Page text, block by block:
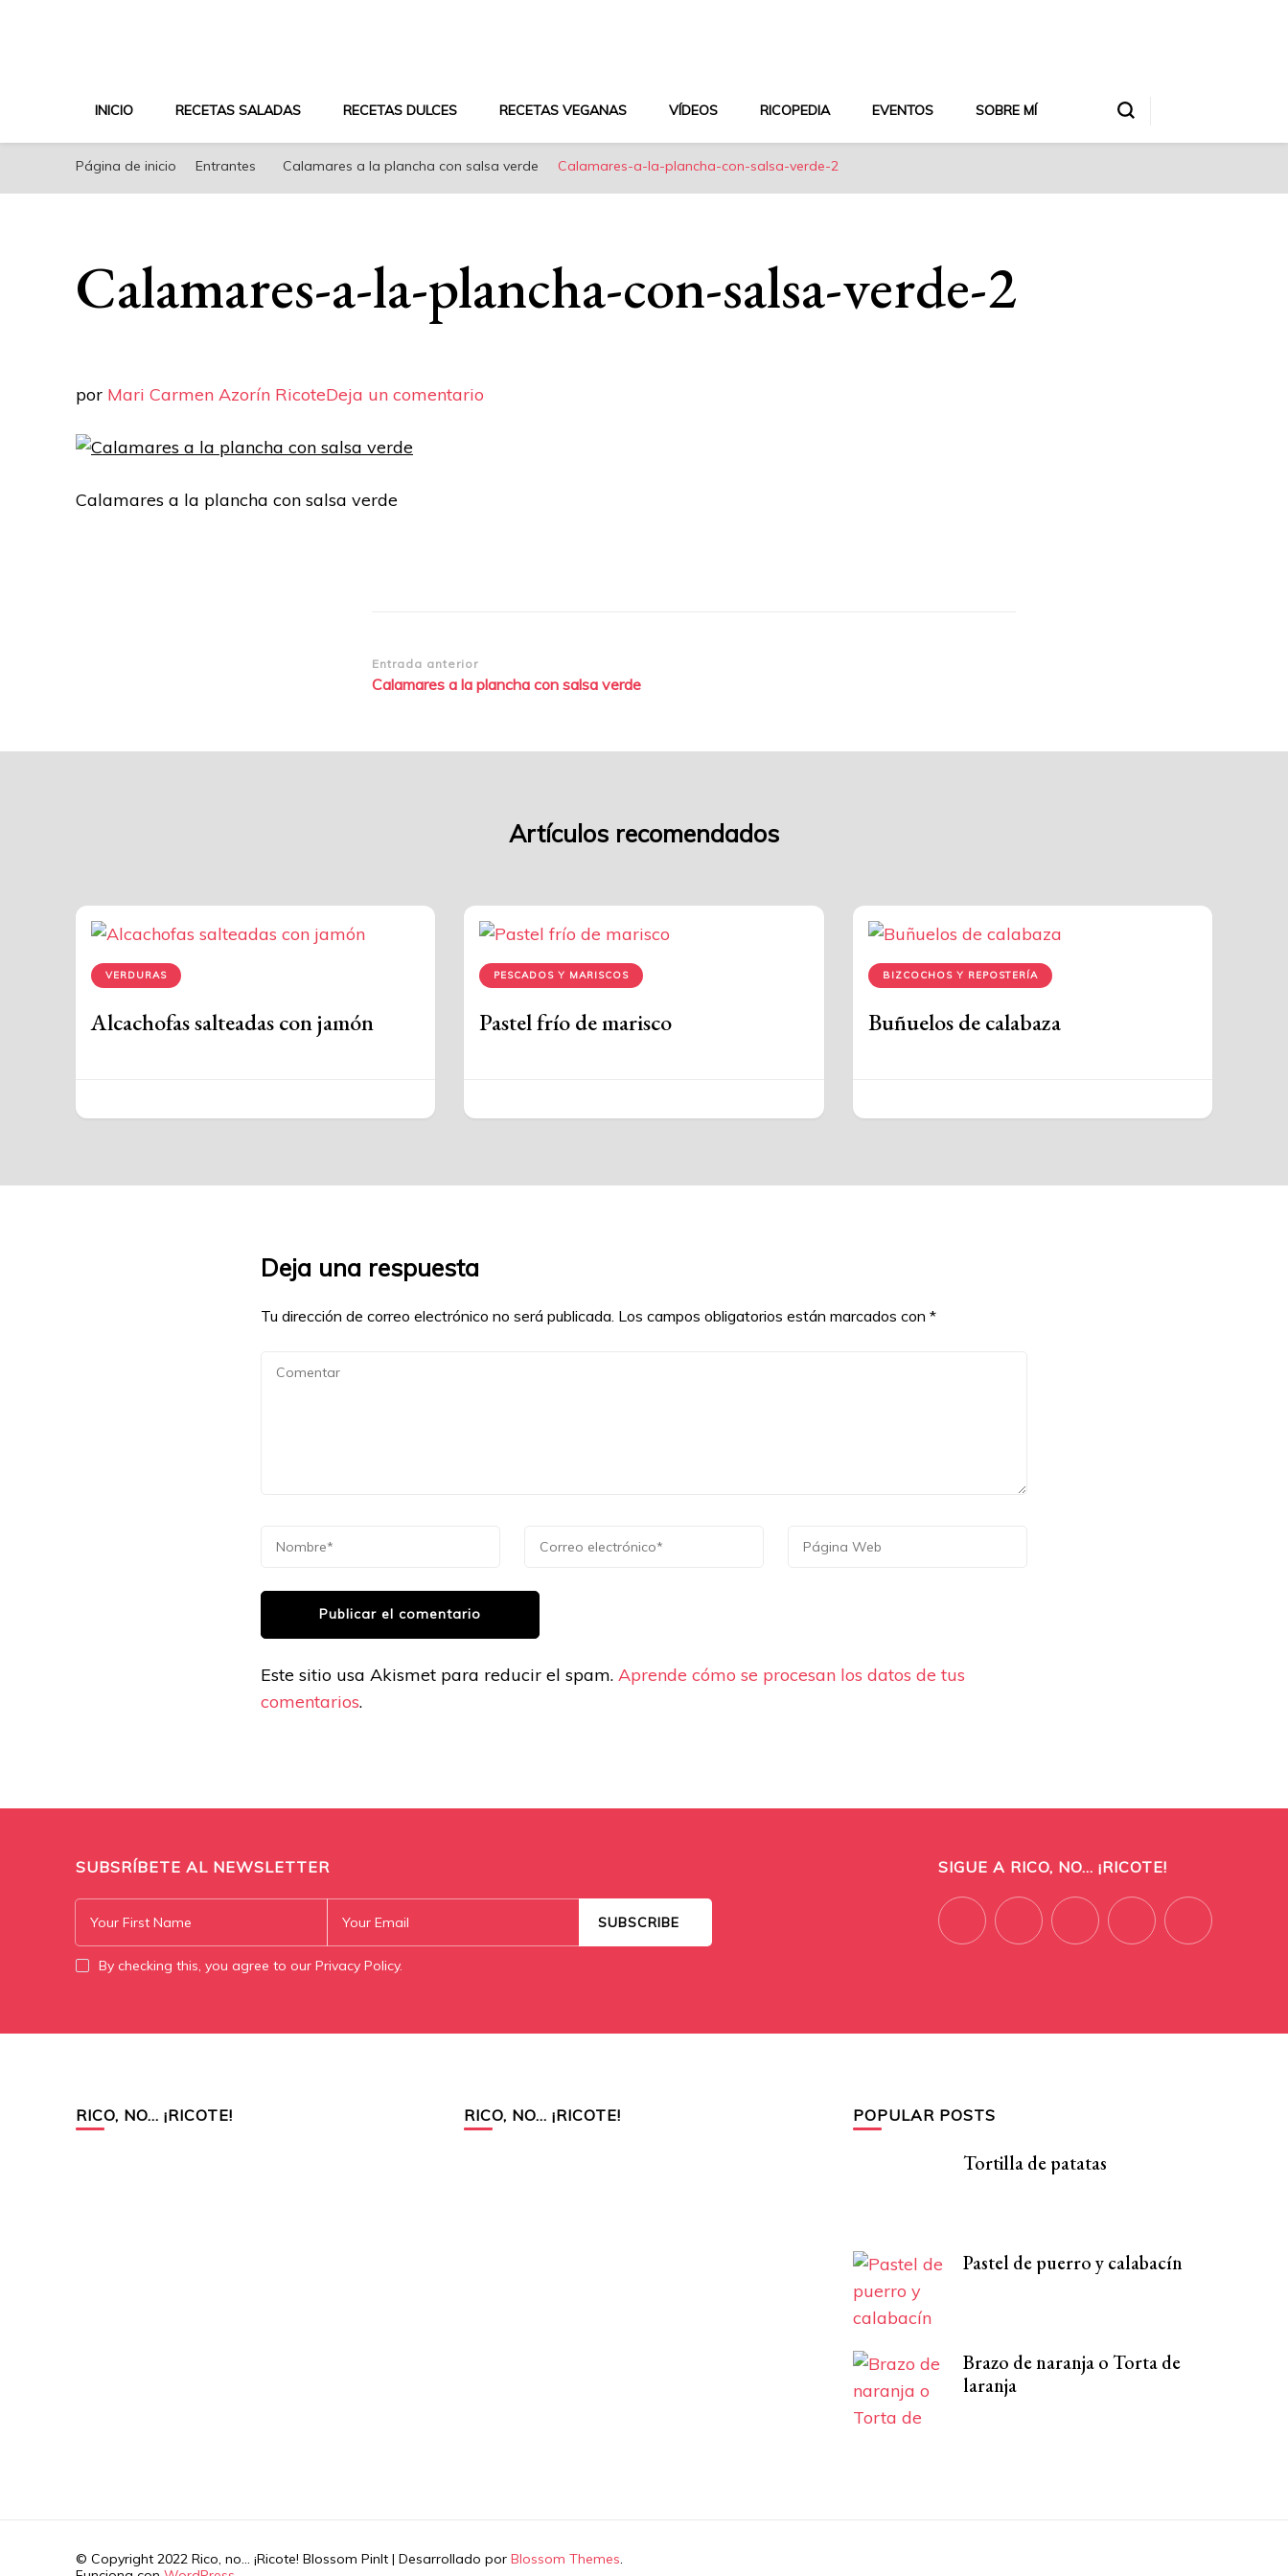
INICIO RECETAS SALADAS RECETAS DULCES RECETAS VEGANAS VÍDEOS RICOPEDIA EVENTOS SOBRE MÍ
Página de inicio Entrantes Calamares a la plancha con salsa verde Calamares-a-la-plancha-con-salsa-verde-2
Calamares-a-la-plancha-con-salsa-verde-2
por Mari Carmen Azorín RicoteDeja un comentario
Calamares a la plancha con salsa verde
Navegación
de
Entrada anterior
Calamares a la plancha con salsa verde
Artículos recomendados
VERDURAS
Alcachofas salteadas con jamón
PESCADOS Y MARISCOS
Pastel frío de marisco
BIZCOCHOS Y REPOSTERÍA
Buñuelos de calabaza
Deja una respuesta
Tu dirección de correo electrónico no será publicada. Los campos obligatorios están marcados con *
Este sitio usa Akismet para reducir el spam. Aprende cómo se procesan los datos de tus
comentarios.
SUBSRÍBETE AL NEWSLETTER
By checking this, you agree to our Privacy Policy.
SIGUE A RICO, NO... ¡RICOTE!
RICO, NO… ¡RICOTE! RICO, NO… ¡RICOTE! POPULAR POSTS
Tortilla de patatas
Pastel de puerro y calabacín
Brazo de naranja o Torta de
laranja
© Copyright 2022 Rico, no... ¡Ricote! Blossom PinIt | Desarrollado por Blossom Themes.